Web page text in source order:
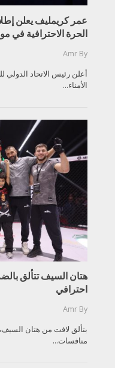
الحرة الاحترافية في
By
Amr
أعلن رئيس الاتحاد
الأمناء...
هتان السيف تتألق
احترافي
By
Amr
بتألق لافت من هتان
منافسات...